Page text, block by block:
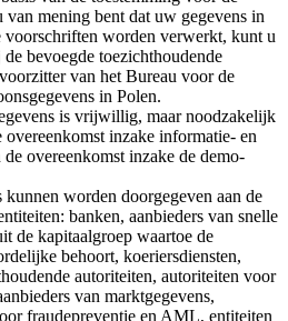
mening bent dat uw gegevens in
worden verwerkt, kunt u
bevoegde toezichthoudende
van het Bureau voor de
in Polen.
is vrijwillig, maar noodzakelijk
inzake informatie- en
de overeenkomst inzake de demo-
kunnen worden doorgegeven aan de
banken, aanbieders van snelle
de kapitaalgroep waartoe de
behoort, koeriersdiensten,
autoriteiten, autoriteiten voor
van marktgegevens,
fraudepreventie en AML, entiteiten